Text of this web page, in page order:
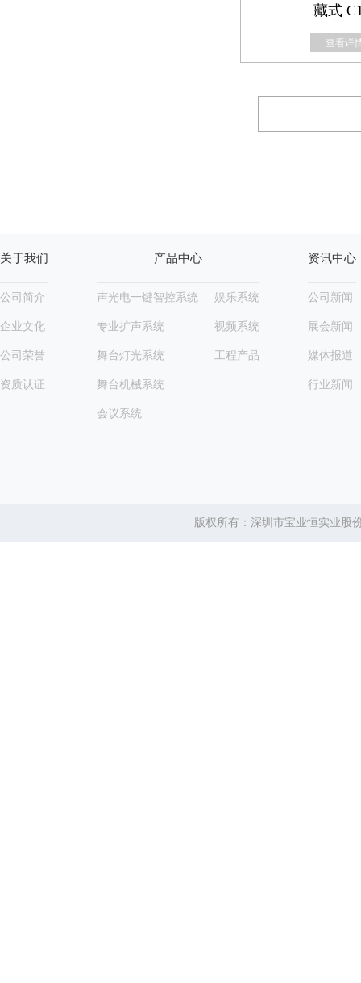
藏式
查看详
关于我们
公司简介
企业文化
公司荣誉
资质认证
产品中心
声光电一键智控系统
专业扩声系统
舞台灯光系统
舞台机械系统
会议系统
娱乐系统
视频系统
工程产品
资讯中心
公司新闻
展会新闻
媒体报道
行业新闻
版权所有：深圳市宝业恒实业